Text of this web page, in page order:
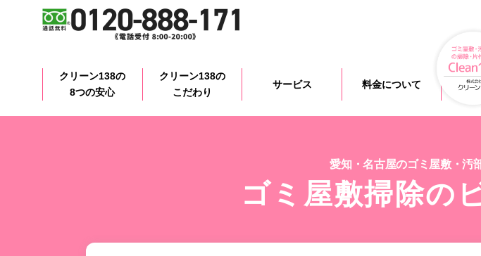
クリーン138の
8つの安心
クリーン138の
こだわり
サービス 料金について
愛知・名古屋のゴミ屋敷・汚
ゴミ屋敷掃除の